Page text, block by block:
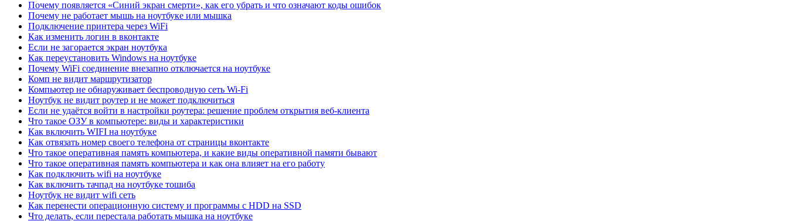
Почему появляется «Синий экран смерти», как его убрать и что означают коды ошибок
Почему не работает мышь на ноутбуке или мышка
Подключение принтера через WiFi
Как изменить логин в вконтакте
Если не загорается экран ноутбука
Как переустановить Windows на ноутбуке
Почему WiFi соединение внезапно отключается на ноутбуке
Комп не видит маршрутизатор
Компьютер не обнаруживает беспроводную сеть Wi-Fi
Ноутбук не видит роутер и не может подключиться
Если не удаётся войти в настройки роутера: решение проблем открытия веб-клиента
Что такое ОЗУ в компьютере: виды и характеристики
Как включить WIFI на ноутбуке
Как отвязать номер своего телефона от страницы вконтакте
Что такое оперативная память компьютера, и какие виды оперативной памяти бывают
Что такое оперативная память компьютера и как она влияет на его работу
Как подключить wifi на ноутбуке
Как включить тачпад на ноутбуке тошиба
Ноутбук не видит wifi сеть
Как перенести операционную систему и программы с HDD на SSD
Что делать, если перестала работать мышка на ноутбуке